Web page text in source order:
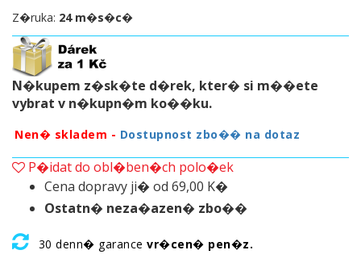
Z�ruka: 24 m�s�c�
N�kupem z�sk�te d�rek, kter� si m��ete
vybrat v n�kupn�m ko��ku.
Nen� skladem - Dostupnost zbo�� na dotaz
P�idat do obl�ben�ch polo�ek
Cena dopravy ji� od 69,00 K�
Ostatn� neza�azen� zbo��
30 denn� garance vr�cen� pen�z.